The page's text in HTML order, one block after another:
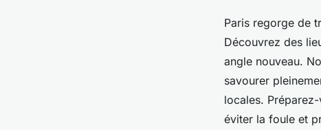
Paris regorge de
Découvrez des
angle nouveau.
savourer
locales.
éviter la foule et